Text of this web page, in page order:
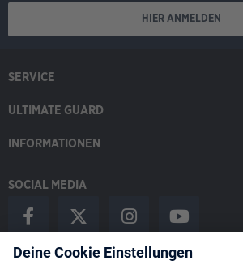
HIER ANMELDEN
SERVICE
ULTIMATE GUARD
INFORMATIONEN
SOCIAL MEDIA